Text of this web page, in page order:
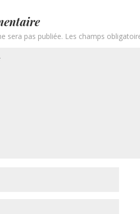
sera pas publiée. Les champs